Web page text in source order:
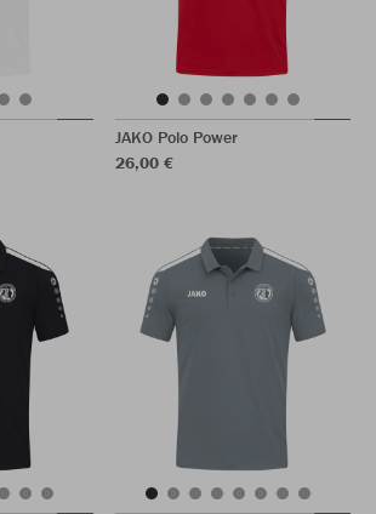
JAKO Polo Power
26,00 €